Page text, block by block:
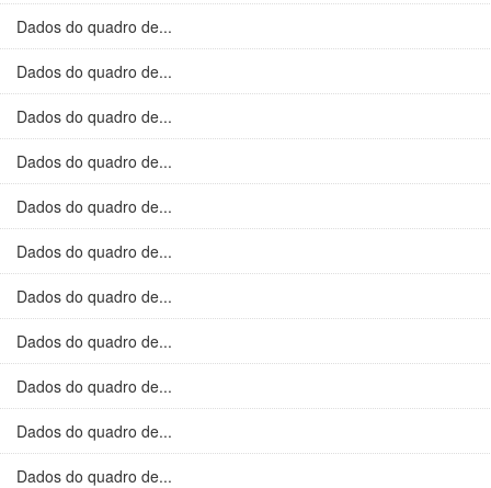
Dados do quadro de...
Dados do quadro de...
Dados do quadro de...
Dados do quadro de...
Dados do quadro de...
Dados do quadro de...
Dados do quadro de...
Dados do quadro de...
Dados do quadro de...
Dados do quadro de...
Dados do quadro de...